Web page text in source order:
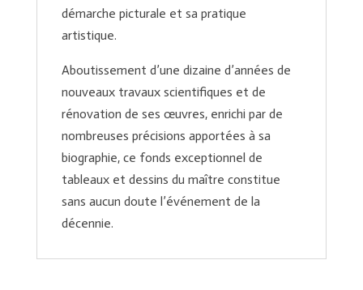
démarche picturale et sa pratique
artistique.
Aboutissement d’une dizaine d’années de
nouveaux travaux scientifiques et de
rénovation de ses œuvres, enrichi par de
nombreuses précisions apportées à sa
biographie, ce fonds exceptionnel de
tableaux et dessins du maître constitue
sans aucun doute l’événement de la
décennie.